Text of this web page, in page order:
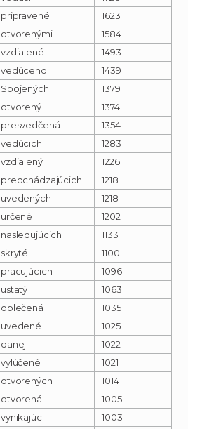
pripravené
1623
otvorenými
1584
vzdialené
1493
vedúceho
1439
Spojených
1379
otvorený
1374
presvedčená
1354
vedúcich
1283
vzdialený
1226
predchádzajúcich
1218
uvedených
1218
určené
1202
nasledujúcich
1133
skryté
1100
pracujúcich
1096
ustatý
1063
oblečená
1035
uvedené
1025
danej
1022
vylúčené
1021
otvorených
1014
otvorená
1005
vynikajúci
1003